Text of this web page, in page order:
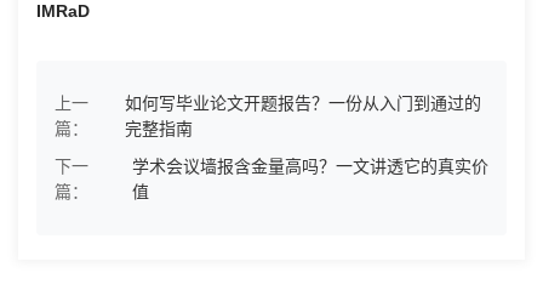
IMRaD
上一
篇：
如何写毕业论文开题报告？一份从入门到通过的
完整指南
下一
篇：
学术会议墙报含金量高吗？一文讲透它的真实价
值